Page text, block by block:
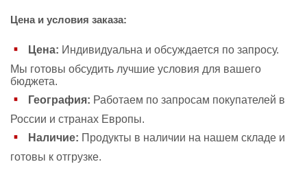
Цена и условия заказа:
Цена: Индивидуальна и обсуждается по запросу.
Мы готовы обсудить лучшие условия для вашего
бюджета.
География: Работаем по запросам покупателей в
России и странах Европы.
Наличие: Продукты в наличии на нашем складе и
готовы к отгрузке.